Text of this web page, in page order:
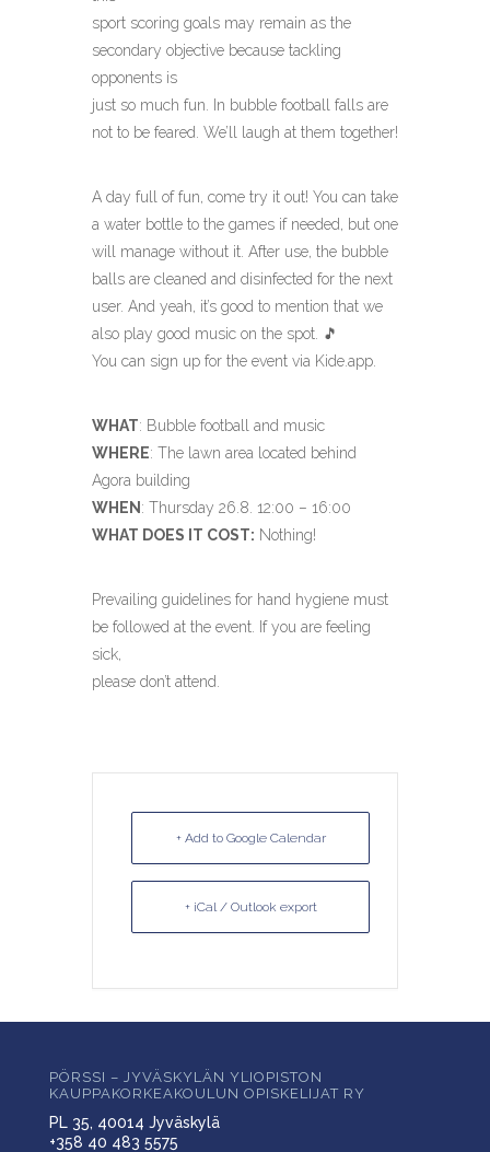
sport scoring goals may remain as the
secondary objective because tackling
opponents is
just so much fun. In bubble football falls are
not to be feared. We’ll laugh at them together!
A day full of fun, come try it out! You can take
a water bottle to the games if needed, but one
will manage without it. After use, the bubble
balls are cleaned and disinfected for the next
user. And yeah, it’s good to mention that we
also play good music on the spot. 🎵
You can sign up for the event via Kide.app.
WHAT: Bubble football and music
WHERE: The lawn area located behind
Agora building
WHEN : Thursday 26.8. 12:00 – 16:00
WHAT DOES IT COST: Nothing!
Prevailing guidelines for hand hygiene must
be followed at the event. If you are feeling
sick,
please don’t attend.
+ Add to Google Calendar
+ iCal / Outlook export
PÖRSSI – JYVÄSKYLÄN YLIOPISTON
KAUPPAKORKEAKOULUN OPISKELIJAT RY
PL 35, 40014 Jyväskylä
+358 40 483 5575